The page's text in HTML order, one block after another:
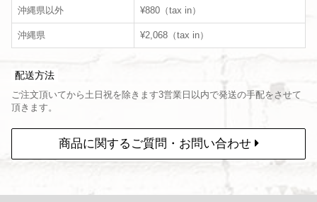
沖縄県以外 ¥880（tax in）
沖縄県 ¥2,068（tax in）
配送方法
ご注文頂いてから土日祝を除きます3営業日以内で発送の手配をさせて
頂きます。
商品に関するご質問・お問い合わせ